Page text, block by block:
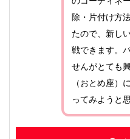
除・片付け方
たので、新し
戦できます。
せんがとても
（おとめ座）
ってみようと